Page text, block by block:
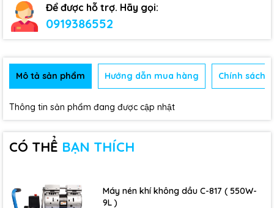
Để được hỗ trợ. Hãy gọi:
0919386552
Mô tả sản phẩm Hướng dẫn mua hàng Chính sách
Thông tin sản phẩm đang được cập nhật
CÓ THỂ BẠN THÍCH
Máy nén khí không dầu C-817 ( 550W-
9L )